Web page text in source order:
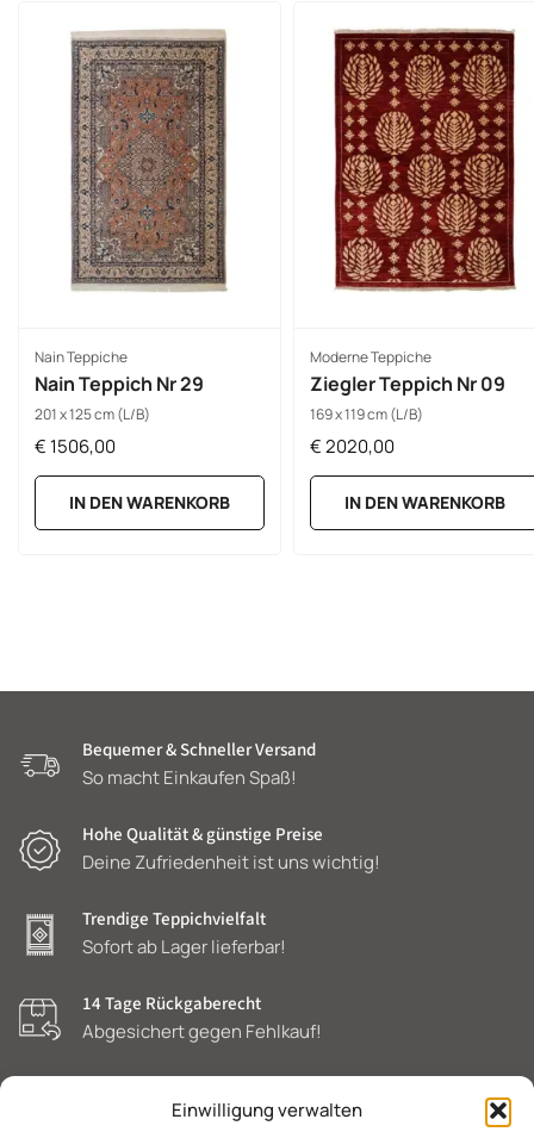
Einwilligung verwalten
Nain Teppiche
Nain Teppich Nr 29
201 x 125 cm (L/B)
€ 1506,00
IN DEN WARENKORB
Moderne Teppiche
Ziegler Teppich Nr 09
169 x 119 cm (L/B)
€2020,00
IN DEN WARENKORB
Bequemer & Schneller Versand
So macht Einkaufen Spaß!
Hohe Qualität & günstige Preise
Deine Zufriedenheit ist uns wichtig!
Trendige Teppichvielfalt
Sofort ab Lager lieferbar!
14 Tage Rückgaberecht
Abgesichert gegen Fehlkauf!